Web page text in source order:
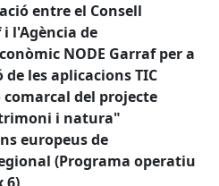
entre el Consell
l'Agència de
NODE Garraf per a
les aplicacions TIC
del projecte
i natura"
europeus de
(Programa operatiu